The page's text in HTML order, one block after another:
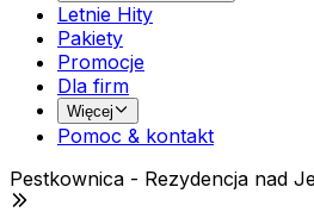
Letnie Hity
Pakiety
Promocje
Dla firm
Więcej
Pomoc & kontakt
Pestkownica - Rezydencja nad